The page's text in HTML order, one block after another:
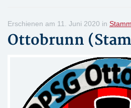
Erschienen am 11. Juni 2020 in
Ottobrunn